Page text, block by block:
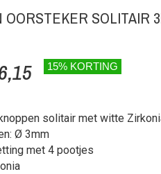
OORSTEKER SOLITAIR
15% KORTING
solitair met witte
Ø 3mm
met 4 pootjes